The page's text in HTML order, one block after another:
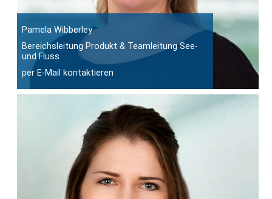
Pamela Wibberley
Bereichsleitung Produkt & Teamleitung See-
und Fluss
per E-Mail kontaktieren